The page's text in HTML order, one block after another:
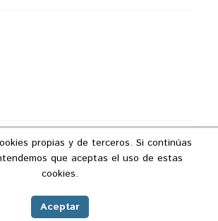
© 2026 ·Podcast Industria 4.0
Política de privacidad
propias y de terceros. Si continúas
que aceptas el uso de estas
cookies.
Aceptar